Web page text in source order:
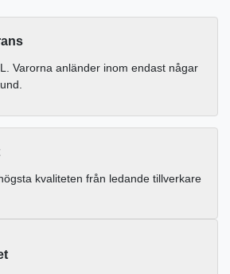
Varorna anländer inom endast någar
kvaliteten från ledande tillverkare